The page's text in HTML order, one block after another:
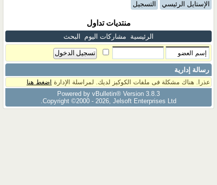
الإستايل الرئيسي التسجيل
منتديات تداول
الرئيسية مشاركات اليوم البحث
رسالة إدارية
عذرا. هناك مشكلة فى ملفات الكوكيز لديك. لمراسلة الإدارة اضغط هنا
Powered by vBulletin® Version 3.8.3
Copyright ©2000 - 2026, Jelsoft Enterprises Ltd.